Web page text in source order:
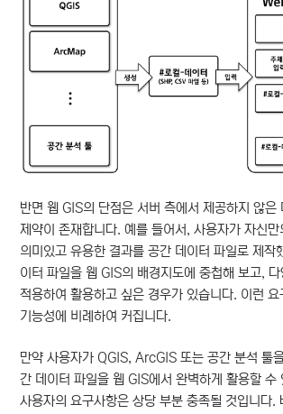
반면 웹 GIS의 단점은 서버 측에서 제공하지 않은
제약이 존재합니다. 예를 들어서, 사용자가 자신
의미있고 유용한 결과를 공간 데이터 파일로 제작
이터 파일을 웹 GIS의 배경지도에 중첩해 보고, 다
적용하여 활용하고 싶은 경우가 있습니다. 이런
기능성에 비례하여 커집니다.
만약 사용자가 QGIS, ArcGIS 또는 공간 분석 툴
간 데이터 파일을 웹 GIS에서 완벽하게 활용할 수
사용자의 요구사항은 상당 부분 충족될 것입니다.